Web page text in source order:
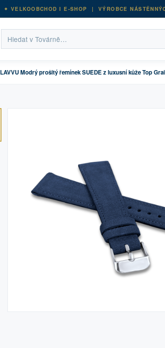
VELKOOBCHOD I E-SHOP | VÝROBCE
LAVVU Modrý prošitý řemínek SUEDE z luxusní kůže Top